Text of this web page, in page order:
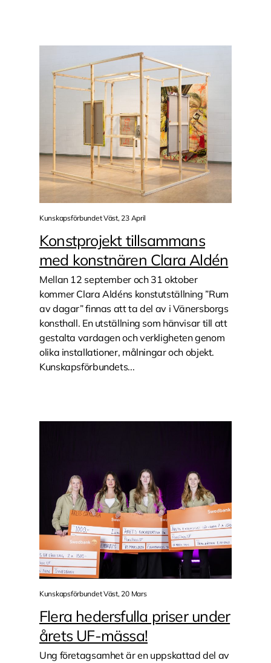
Kunskapsförbundet Väst, 23 April
Konstprojekt tillsammans
med konstnären Clara Aldén
Mellan 12 september och 31 oktober
kommer Clara Aldéns konstutställning ”Rum
av dagar” finnas att ta del av i Vänersborgs
konsthall. En utställning som hänvisar till att
gestalta vardagen och verkligheten genom
olika installationer, målningar och objekt.
Kunskapsförbundets...
Kunskapsförbundet Väst, 20 Mars
Flera hedersfulla priser under
årets UF-mässa!
Ung företagsamhet är en uppskattad del av